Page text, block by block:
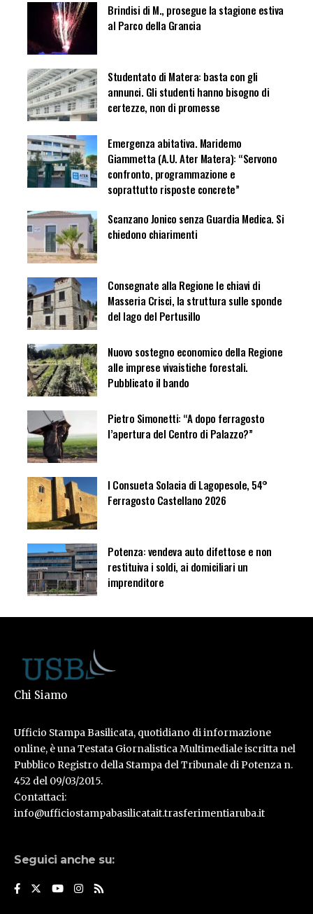
Brindisi di M., prosegue la stagione estiva
al Parco della Grancia
Studentato di Matera: basta con gli
annunci. Gli studenti hanno bisogno di
certezze, non di promesse
Emergenza abitativa. Maridemo
Giammetta (A.U. Ater Matera): “Servono
confronto, programmazione e
soprattutto risposte concrete”
Scanzano Jonico senza Guardia Medica. Si
chiedono chiarimenti
Consegnate alla Regione le chiavi di
Masseria Crisci, la struttura sulle sponde
del lago del Pertusillo
Nuovo sostegno economico della Regione
alle imprese vivaistiche forestali.
Pubblicato il bando
Pietro Simonetti: “A dopo ferragosto
l’apertura del Centro di Palazzo?”
I Consueta Solacia di Lagopesole, 54°
Ferragosto Castellano 2026
Potenza: vendeva auto difettose e non
restituiva i soldi, ai domiciliari un
imprenditore
Chi Siamo
Ufficio Stampa Basilicata, quotidiano di informazione
online, è una Testata Giornalistica Multimediale iscritta nel
Pubblico Registro della Stampa del Tribunale di Potenza n.
452 del 09/03/2015.
Contattaci:
info@ufficiostampabasilicatait.trasferimentiaruba.it
Seguici anche su: